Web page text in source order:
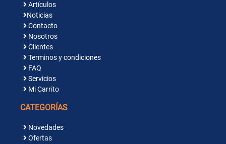
Artículos
Noticias
Contacto
Nosotros
Clientes
Terminos y condiciones
FAQ
Servicios
Mi Carrito
CATEGORÍAS
Novedades
Ofertas